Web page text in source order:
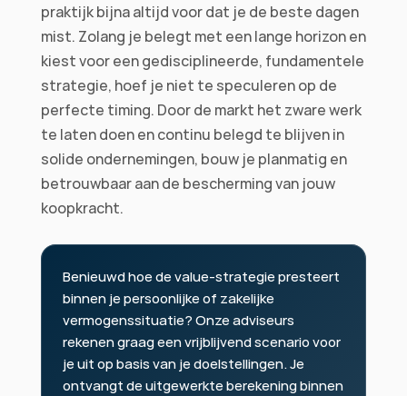
praktijk bijna altijd voor dat je de beste dagen
mist. Zolang je belegt met een lange horizon en
kiest voor een gedisciplineerde, fundamentele
strategie, hoef je niet te speculeren op de
perfecte timing. Door de markt het zware werk
te laten doen en continu belegd te blijven in
solide ondernemingen, bouw je planmatig en
betrouwbaar aan de bescherming van jouw
koopkracht.
Benieuwd hoe de value-strategie presteert
binnen je persoonlijke of zakelijke
vermogenssituatie? Onze adviseurs
rekenen graag een vrijblijvend scenario voor
je uit op basis van je doelstellingen. Je
ontvangt de uitgewerkte berekening binnen